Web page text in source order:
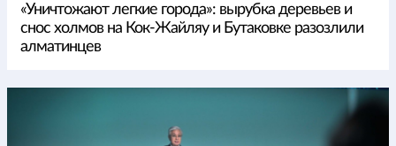
«Уничтожают легкие города»: вырубка деревьев и
снос холмов на Кок-Жайляу и Бутаковке разозлили
алматинцев